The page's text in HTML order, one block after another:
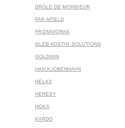
DROLE DE MONSIEUR
FAR AFIELD
FRIZMWORKS
GLEB KOSTIN .SOLUTIONS
GOLDWIN
HAN KJOBENHAVN
HELAS
HERESY
HOKA
KARDO